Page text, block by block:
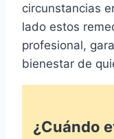
circunstancias
lado estos
profesional,
bienestar de
¿Cuándo